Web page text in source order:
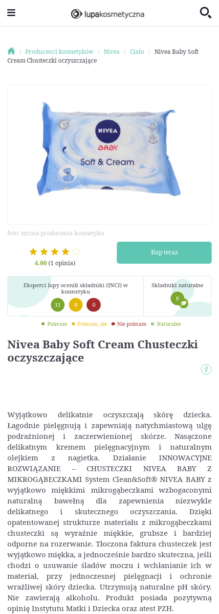
Producenci kosmetyków Nivea Ciało
Nivea Baby Soft
Cream Chusteczki oczyszczające
Nivea Baby Soft Cream Chusteczki
oczyszczające
foto: strona producenta kosmetyku
4.00(1 opinia)
Kup teraz
Eksperci lupy ocenili składniki (INCI) w
kosmetyku
11
8 0
Składniki naturalne
8
Polecam Polecam, ale Nie polecam Naturalne
Wyjątkowo delikatnie oczyszczają skórę dziecka.
Łagodnie pielęgnują i zapewniają natychmiastową ulgę
podrażnionej i zaczerwienionej skórze. Nasączone
delikatnym kremem pielęgnacyjnym i naturalnym
olejkiem z nagietka. Działanie INNOWACYJNE
ROZWIĄZANIE – CHUSTECZKI NIVEA BABY Z
MIKROGĄBECZKAMI System Clean&Soft® NIVEA BABY z
wyjątkowo miękkimi mikrogąbeczkami wzbogaconymi
naturalną bawełną dla zapewnienia niezwykle
delikatnego i skutecznego oczyszczania. Dzięki
opatentowanej strukturze materiału z mikrogąbeczkami
chusteczki są wyraźnie miękkie, grubsze i bardziej
odporne na rozerwanie. Tłoczona faktura chusteczek jest
wyjątkowo miękka, a jednocześnie bardzo skuteczna, jeśli
chodzi o usuwanie śladów moczu i wchłanianie ich w
materiał, przy jednoczesnej pielęgnacji i ochronie
wrażliwej skóry dziecka. Utrzymują naturalne pH skóry.
Nie zawierają alkoholu. Produkt posiada pozytywną
opinię Instytutu Matki i Dziecka oraz atest PZH.